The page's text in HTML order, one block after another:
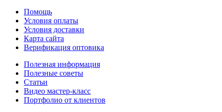
Помощь
Условия оплаты
Условия доставки
Карта сайта
Верификация оптовика
Полезная информация
Полезные советы
Статьи
Видео мастер-класс
Портфолио от клиентов